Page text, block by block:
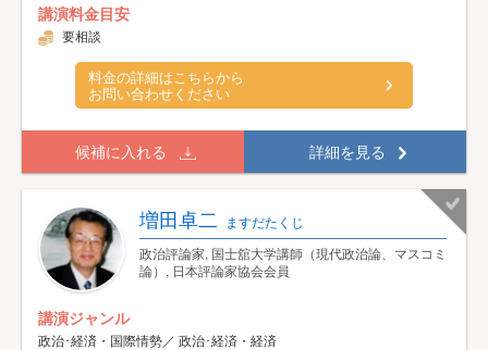
講演料金目安
要相談
料金の詳細はこちらから
お問い合わせください
候補に入れる 詳細を見る
増田卓二 ますだたくじ
政治評論家, 国士舘大学講師（現代政治論、マスコミ
論）, 日本評論家協会会員
講演ジャンル
政治･経済・国際情勢／ 政治･経済・経済